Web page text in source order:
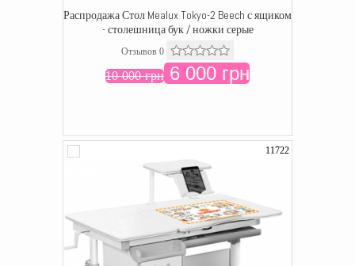
Распродажа Стол Mealux Tokyo-2 Beech с ящиком
- столешница бук / ножки серые
Отзывов 0
10 000 грн 6 000 грн
11722